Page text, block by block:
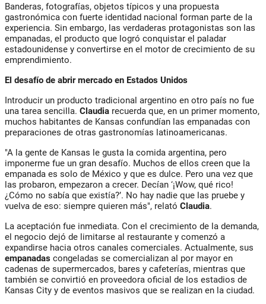
Banderas, fotografías, objetos típicos y una propuesta
gastronómica con fuerte identidad nacional forman parte de la
experiencia. Sin embargo, las verdaderas protagonistas son las
empanadas, el producto que logró conquistar el paladar
estadounidense y convertirse en el motor de crecimiento de su
emprendimiento.
El desafío de abrir mercado en Estados Unidos
Introducir un producto tradicional argentino en otro país no fue
una tarea sencilla. Claudia recuerda que, en un primer momento,
muchos habitantes de Kansas confundían las empanadas con
preparaciones de otras gastronomías latinoamericanas.
"A la gente de Kansas le gusta la comida argentina, pero
imponerme fue un gran desafío. Muchos de ellos creen que la
empanada es solo de México y que es dulce. Pero una vez que
las probaron, empezaron a crecer. Decían ‘¡Wow, qué rico!
¿Cómo no sabía que existía?’. No hay nadie que las pruebe y
vuelva de eso: siempre quieren más", relató Claudia.
La aceptación fue inmediata. Con el crecimiento de la demanda,
el negocio dejó de limitarse al restaurante y comenzó a
expandirse hacia otros canales comerciales. Actualmente, sus
empanadas congeladas se comercializan al por mayor en
cadenas de supermercados, bares y cafeterías, mientras que
también se convirtió en proveedora oficial de los estadios de
Kansas City y de eventos masivos que se realizan en la ciudad.